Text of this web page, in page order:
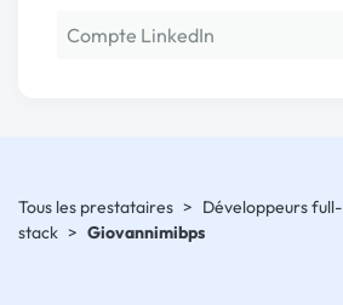
Compte LinkedIn
Tous les prestataires > Développeurs full-
stack > Giovannimibps